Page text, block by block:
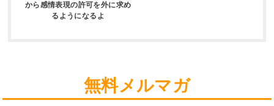
から感情表現の許可を外に求め
るようになるよ
無料メルマガ